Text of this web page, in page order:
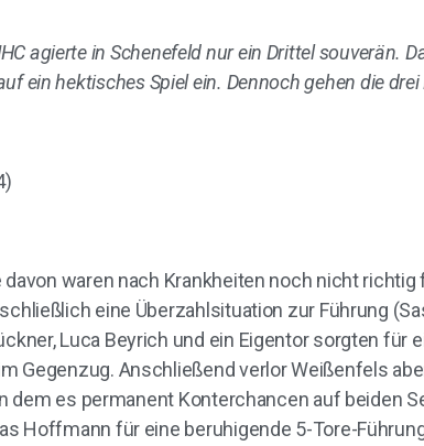
agierte in Schenefeld nur ein Drittel souverän.
ein hektisches Spiel ein. Dennoch gehen die
waren nach Krankheiten noch nicht richtig
eine Überzahlsituation zur Führung
Luca Beyrich und ein Eigentor sorgten für
Gegenzug. Anschließend verlor Weißenfels
es permanent Konterchancen auf beiden
Hoffmann für eine beruhigende 5-Tore-